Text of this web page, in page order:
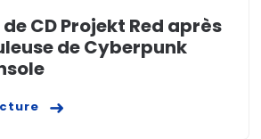
CD Projekt Red après
de Cyberpunk